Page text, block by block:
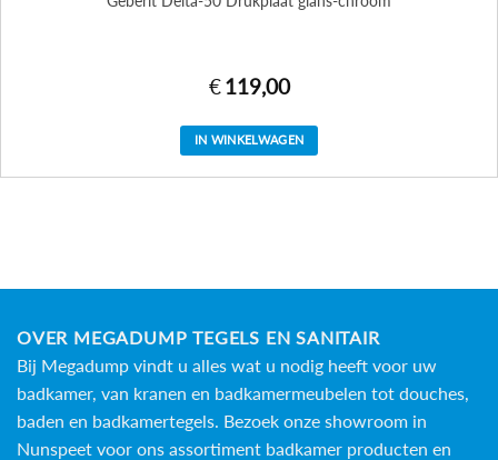
€ 119,00
IN WINKELWAGEN
OVER MEGADUMP TEGELS EN SANITAIR
Bij Megadump vindt u alles wat u nodig heeft voor uw
badkamer, van kranen en badkamermeubelen tot douches,
baden en badkamertegels . Bezoek onze showroom in
Nunspeet voor ons assortiment badkamer producten en